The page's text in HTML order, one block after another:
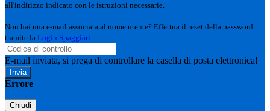
all'indirizzo indicato con le istruzioni necessarie.
Non hai una e-mail associata al nome utente? Effettua il reset della password
tramite la Login Spaggiari
E-mail inviata, si prega di controllare la casella di posta elettronica!
Errore
Chiudi